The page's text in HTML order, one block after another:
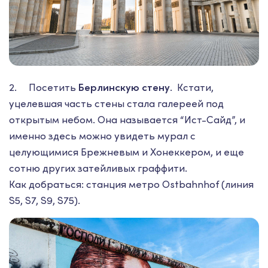
2. Посетить Берлинскую стену. Кстати,
уцелевшая часть стены стала галереей под
открытым небом. Она называется “Ист-Сайд”, и
именно здесь можно увидеть мурал с
целующимися Брежневым и Хонеккером, и еще
сотню других затейливых граффити.
Как добраться: станция метро Ostbahnhof (линия
S5, S7, S9, S75).